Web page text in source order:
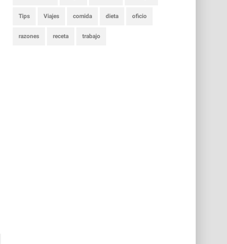
Tips Viajes comida dieta oficio
razones receta trabajo